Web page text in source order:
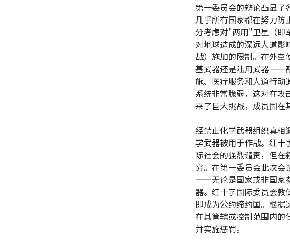
第一委员会的辩论凸显了
几乎所有国家都在努力
分考虑对"两用"卫星（即
对地球造成的深远人道影
战）施加的限制。在外
基武器还是陆用武器——
施、医疗服务和人道行动
系统非常脆弱，这对在
来了巨大挑战，成员国在
经禁止化学武器组织真相
学武器被用于作战。红十
际社会的强烈谴责，但在
穷。在第一委员会此次会
——无论是国家或非国家
器。红十字国际委员会敦
即成为公约缔约国。根据
在其管辖或控制范围内的
并实施惩罚。